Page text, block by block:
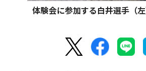
体験会に参加する白井選手（